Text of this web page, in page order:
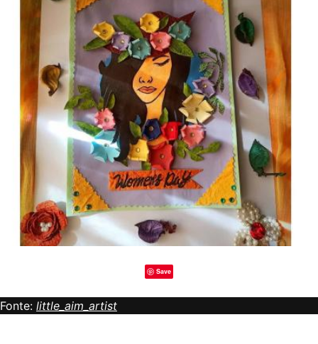
Save
Fonte: little_aim_artist